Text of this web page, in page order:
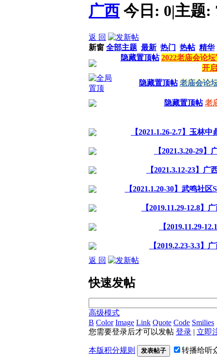
广西 今日: 0|主题:
返 回
新窗 全部主题 最新 热门 热帖 精华
隐藏置顶帖 2022老庙会论
开
隐藏置顶帖 老庙会论
隐藏置顶帖 老
【2021.1.26-2.7】玉林
【2021.3.20-29
【2021.3.12-23】
【2021.1.20-30】武鸣社
【2019.11.29-12.8】
【2019.11.29-
【2019.2.23-3.3】
返 回
快速发帖
高级模式
B Color Image Link Quote Code Smilies
您需要登录后才可以发帖 登录 | 立即
本版积分规则 发表帖子 转播给听